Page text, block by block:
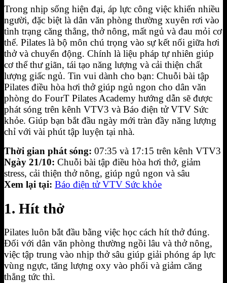
Trong nhịp sống hiện đại, áp lực công việc khiến nhiều
người, đặc biệt là dân văn phòng thường xuyên rơi vào
tình trạng căng thẳng, thở nông, mất ngủ và đau mỏi cơ
thể. Pilates là bộ môn chú trọng vào sự kết nối giữa hơi
thở và chuyển động. Chính là liệu pháp tự nhiên giúp
cơ thể thư giãn, tái tạo năng lượng và cải thiện chất
lượng giấc ngủ. Tin vui dành cho bạn: Chuỗi bài tập
Pilates điều hòa hơi thở giúp ngủ ngon cho dân văn
phòng do FourT Pilates Academy hướng dẫn sẽ được
phát sóng trên kênh VTV3 và Báo điện tử VTV Sức
khỏe. Giúp bạn bắt đầu ngày mới tràn đầy năng lượng
chỉ với vài phút tập luyện tại nhà.
Thời gian phát sóng: 07:35 và 17:15 trên kênh VTV3
Ngày 21/10: Chuỗi bài tập điều hòa hơi thở, giảm
stress, cải thiện thở nông, giúp ngủ ngon và sâu
Xem lại tại: Báo điện tử VTV Sức khỏe
1. Hít thở
Pilates luôn bắt đầu bằng việc học cách hít thở đúng.
Đối với dân văn phòng thường ngồi lâu và thở nông,
việc tập trung vào nhịp thở sâu giúp giải phóng áp lực
vùng ngực, tăng lượng oxy vào phổi và giảm căng
thẳng tức thì.